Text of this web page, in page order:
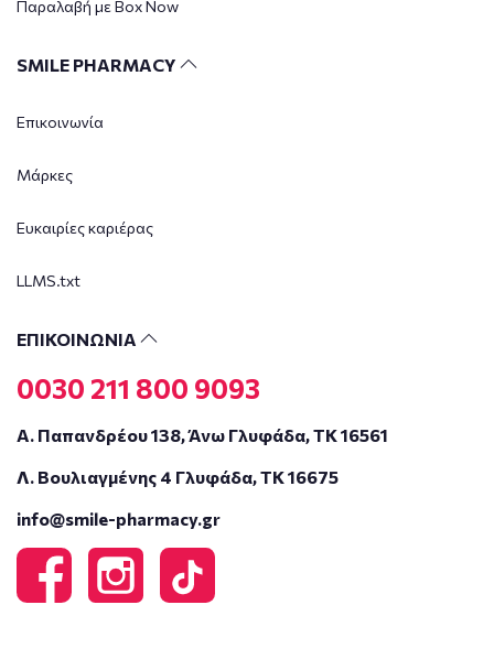
Παραλαβή με Box Now
SMILE PHARMACY
Επικοινωνία
Μάρκες
Ευκαιρίες καριέρας
LLMS.txt
ΕΠΙΚΟΙΝΩΝΙΑ
0030 211 800 9093
Α. Παπανδρέου 138, Άνω Γλυφάδα, ΤΚ 16561
Λ. Βουλιαγμένης 4 Γλυφάδα, ΤΚ 16675
info@smile-pharmacy.gr